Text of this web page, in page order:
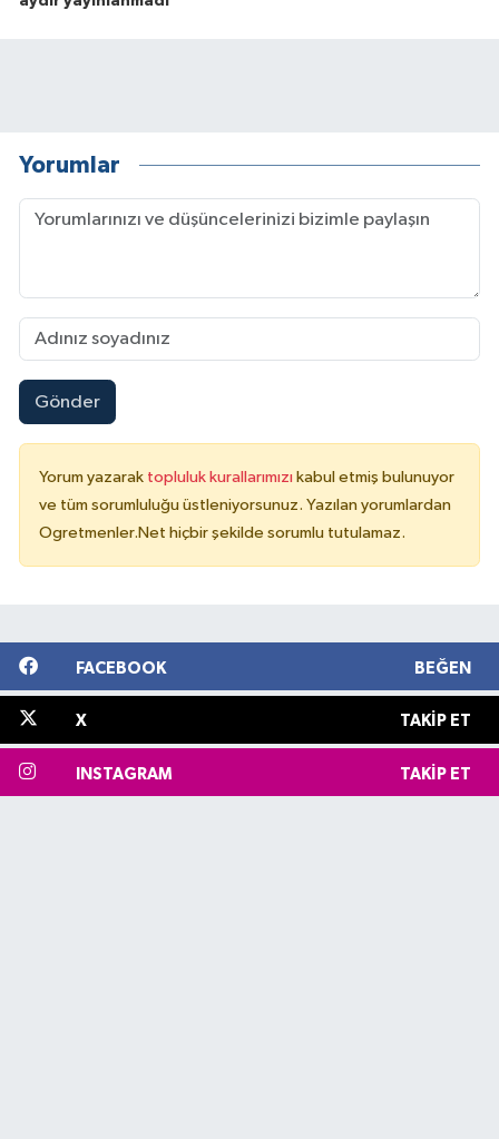
Yorumlar
Gönder
Yorum yazarak topluluk kurallarımızı kabul etmiş bulunuyor
ve tüm sorumluluğu üstleniyorsunuz. Yazılan yorumlardan
Ogretmenler.Net hiçbir şekilde sorumlu tutulamaz.
FACEBOOK BEĞEN
X TAKIP ET
INSTAGRAM TAKIP ET